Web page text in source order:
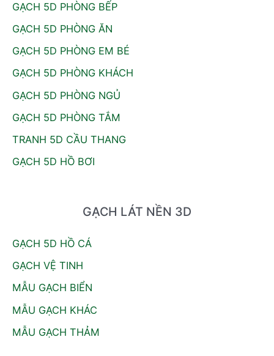
m
:
GẠCH 5D PHÒNG BẾP
GẠCH 5D PHÒNG ĂN
GẠCH 5D PHÒNG EM BÉ
GẠCH 5D PHÒNG KHÁCH
GẠCH 5D PHÒNG NGỦ
GẠCH 5D PHÒNG TẮM
TRANH 5D CẦU THANG
GẠCH 5D HỒ BƠI
GẠCH LÁT NỀN 3D
GẠCH 5D HỒ CÁ
GẠCH VỆ TINH
MẪU GẠCH BIỂN
MẪU GẠCH KHÁC
MẪU GẠCH THẢM